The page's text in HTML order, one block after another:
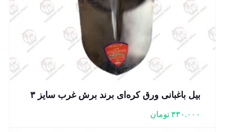
بیل باغبانی ورق کره‌ای برند برش غرب سایز ۳
۳۳۰.۰۰۰ تومان